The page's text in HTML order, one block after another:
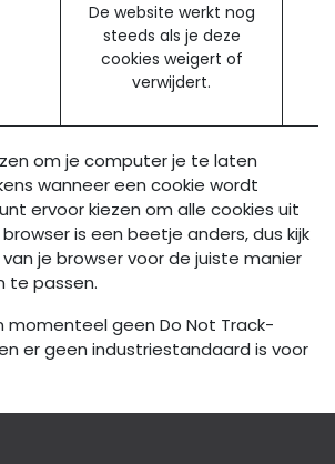
De website werkt nog
steeds als je deze
cookies weigert of
verwijdert.
om je computer je te laten
wanneer een cookie wordt
ervoor kiezen om alle cookies uit
browser is een beetje anders, dus kijk
je browser voor de juiste manier
te passen.
momenteel geen Do Not Track-
er geen industriestandaard is voor